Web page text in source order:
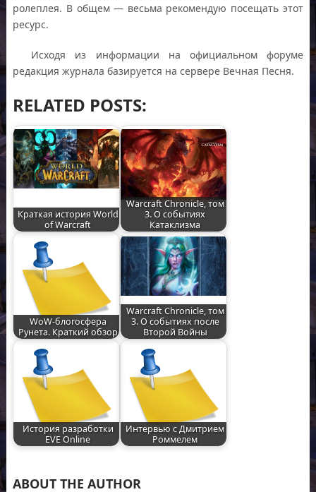
ролеплея. В общем — весьма рекомендую посещать этот
ресурс.
Исходя из информации на официальном форуме
редакция журнала базируется на сервере Вечная Песня.
RELATED POSTS:
Краткая история World
of Warcraft
Warcraft Chronicle, том
3. О событиях
Катаклизма
WoW-блогосфера
Рунета. Краткий обзор
Warcraft Chronicle, том
3. О событиях после
Второй Войны
История разработки
EVE Online
Интервью с Дмитрием
Роммелем
ABOUT THE AUTHOR